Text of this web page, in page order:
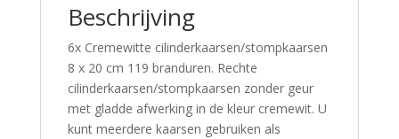
Beschrijving
6x Cremewitte cilinderkaarsen/stompkaarsen
8 x 20 cm 119 branduren. Rechte
cilinderkaarsen/stompkaarsen zonder geur
met gladde afwerking in de kleur cremewit. U
kunt meerdere kaarsen gebruiken als